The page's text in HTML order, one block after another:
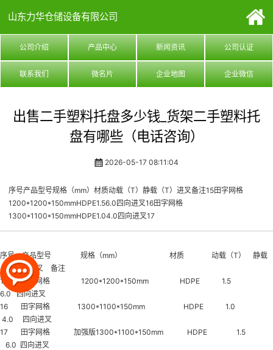
山东力华仓储设备有限公司
公司介绍 产品中心 新闻资讯 公司认证
联系我们 微名片 企业地图 企业微信
出售二手塑料托盘多少钱_货架二手塑料托
盘有哪些（电话咨询）
2026-05-17 08:11:04
序号产品型号规格（mm）材质动载（T）静载（T）进叉备注15田字网格
1200*1200*150mmHDPE1.56.0四向进叉16田字网格
1300*1100*150mmHDPE1.04.0四向进叉17
序号 产品型号 规格（mm） 材质 动载（T） 静载
（T） 进叉 备注
15 田字网格 1200*1200*150mm HDPE 1.5
6.0 四向进叉
16 田字网格 1300*1100*150mm HDPE 1.0
4.0 四向进叉
17 田字网格 加强版1300*1100*150mm HDPE 1.5
6.0 四向进叉